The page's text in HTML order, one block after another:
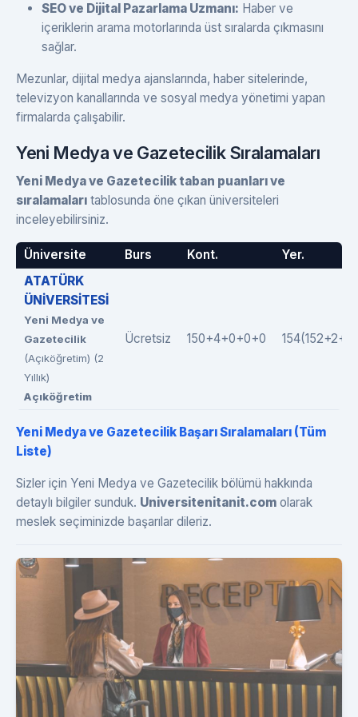
SEO ve Dijital Pazarlama Uzmanı: Haber ve
içeriklerin arama motorlarında üst sıralarda çıkmasını
sağlar.
Mezunlar, dijital medya ajanslarında, haber sitelerinde,
televizyon kanallarında ve sosyal medya yönetimi yapan
firmalarda çalışabilir.
Yeni Medya ve Gazetecilik Sıralamaları
Yeni Medya ve Gazetecilik taban puanları ve
sıralamaları tablosunda öne çıkan üniversiteleri
inceleyebilirsiniz.
Üniversite Burs Kont.
Yer.
ATATÜRK
ÜNİVERSİTESİ
Yeni Medya ve
Gazetecilik
(Açıköğretim) (2
Yıllık)
Açıköğretim
Ücretsiz 150+4+0+0+0
Yeni Medya ve Gazetecilik Başarı Sıralamaları (Tüm
Liste)
Sizler için Yeni Medya ve Gazetecilik bölümü hakkında
detaylı bilgiler sunduk. Universitenitanit.com olarak
meslek seçiminizde başarılar dileriz.